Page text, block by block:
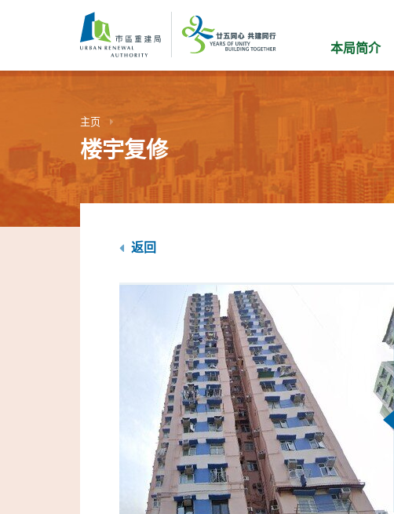
内
本局简介
主页
楼宇复修
返回